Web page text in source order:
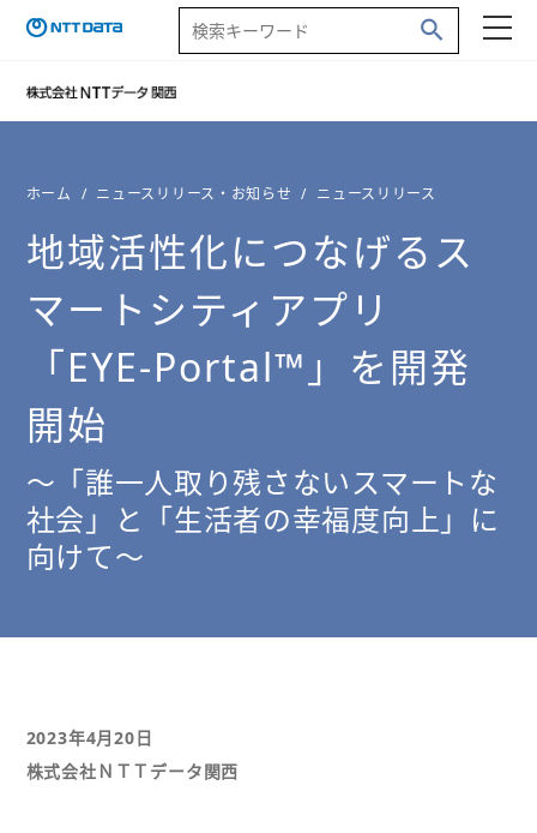
ホーム ニュースリリース・お知らせ ニュースリリース
地域活性化につなげるス
マートシティアプリ
「EYE-Portal™」を開発
開始
～「誰一人取り残さないスマートな
社会」と「生活者の幸福度向上」に
向けて～
2023年4月20日
株式会社ＮＴＴデータ関西